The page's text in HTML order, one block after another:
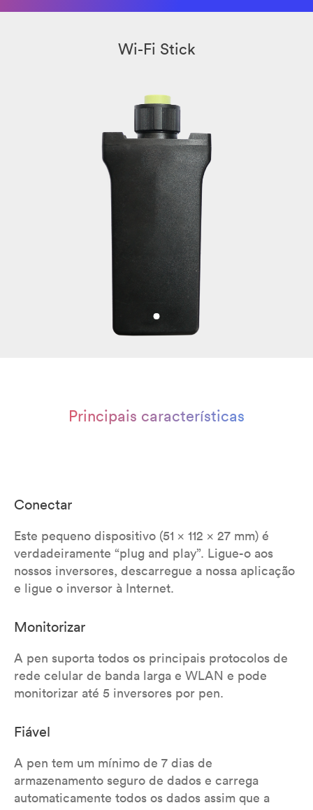
Wi-Fi Stick
Principais características
Conectar
Este pequeno dispositivo (51 x 112 x 27 mm) é
verdadeiramente “plug and play”. Ligue-o aos
nossos inversores, descarregue a nossa aplicação
e ligue o inversor à Internet.
Monitorizar
A pen suporta todos os principais protocolos de
rede celular de banda larga e WLAN e pode
monitorizar até 5 inversores por pen.
Fiável
A pen tem um mínimo de 7 dias de
armazenamento seguro de dados e carrega
automaticamente todos os dados assim que a